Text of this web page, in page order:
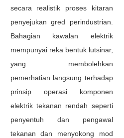
secara realistik proses kitaran
penyejukan gred perindustrian.
Bahagian kawalan elektrik
mempunyai reka bentuk lutsinar,
yang membolehkan
pemerhatian langsung terhadap
prinsip operasi komponen
elektrik tekanan rendah seperti
penyentuh dan pengawal
tekanan dan menyokong mod